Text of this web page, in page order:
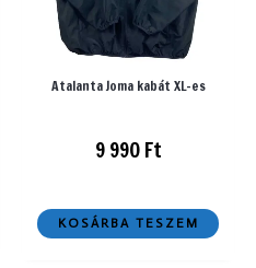
Atalanta Joma kabát XL-es
9 990Ft
KOSÁRBA TESZEM